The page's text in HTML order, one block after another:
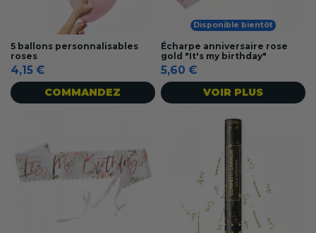
5 ballons personnalisables
roses
4,15 €
COMMANDEZ
Disponible bientôt
Écharpe anniversaire rose
gold "It's my birthday"
5,60 €
VOIR PLUS